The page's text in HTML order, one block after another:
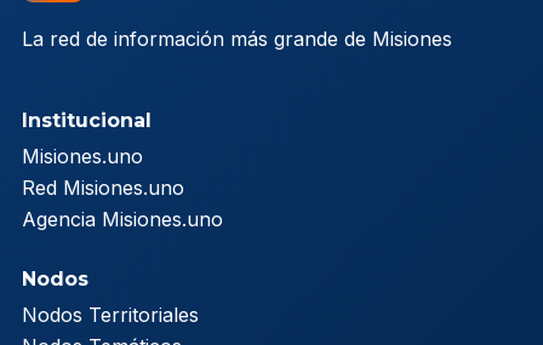
La red de información más grande de Misiones
Institucional
Misiones.uno
Red Misiones.uno
Agencia Misiones.uno
Nodos
Nodos Territoriales